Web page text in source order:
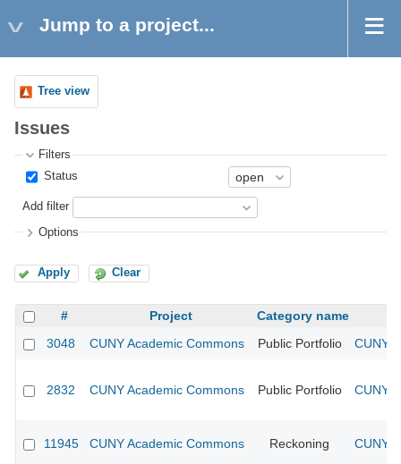
Jump to a project...
Tree view
Issues
Filters
Status
Add filter
Options
Apply Clear
# Project
Category name
3048
CUNY Academic Commons Public Portfolio CUNY
2832 CUNY Academic Commons Public Portfolio CUNY
11945 CUNY Academic Commons Reckoning CUNY